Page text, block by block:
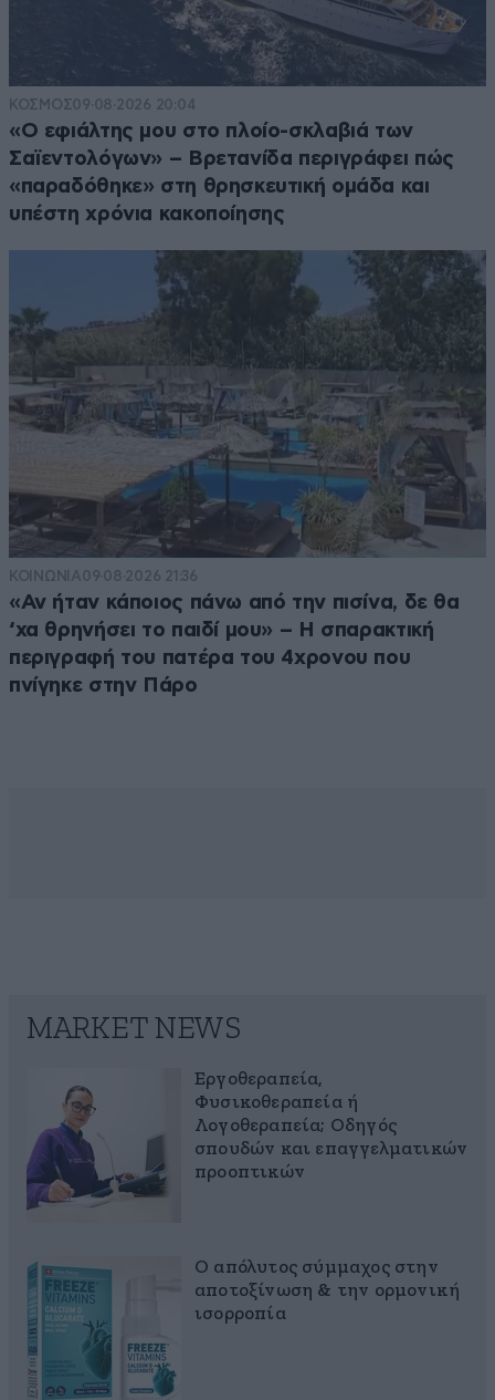
ΚΟΣΜΟΣ09·08·2026 20:04
«Ο εφιάλτης μου στο πλοίο-σκλαβιά των
Σαϊεντολόγων» – Βρετανίδα περιγράφει πώς
«παραδόθηκε» στη θρησκευτική ομάδα και
υπέστη χρόνια κακοποίησης
ΚΟΙΝΩΝΙΑ09·08·2026 21:36
«Αν ήταν κάποιος πάνω από την πισίνα, δε θα
‘χα θρηνήσει το παιδί μου» – Η σπαρακτική
περιγραφή του πατέρα του 4χρονου που
πνίγηκε στην Πάρο
MARKET NEWS
Εργοθεραπεία,
Φυσικοθεραπεία ή
Λογοθεραπεία; Οδηγός
σπουδών και επαγγελματικών
προοπτικών
Ο απόλυτος σύμμαχος στην
αποτοξίνωση & την ορμονική
ισορροπία